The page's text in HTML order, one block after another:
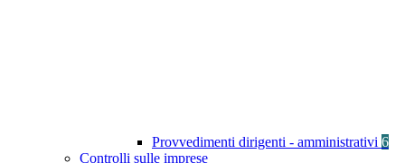
Provvedimenti dirigenti - amministrativi 6
Controlli sulle imprese